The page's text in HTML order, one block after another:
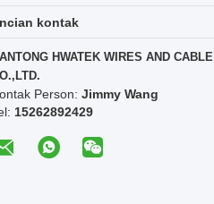
kontak
HWATEK WIRES AND CABLE
Person: Jimmy Wang
15262892429